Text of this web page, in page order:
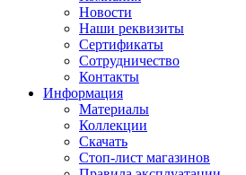
Новости
Наши реквизиты
Сертификаты
Сотрудничество
Контакты
Информация
Материалы
Коллекции
Скачать
Стоп-лист магазинов